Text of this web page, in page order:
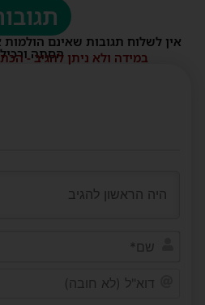
אין לשלוח תגובות שאינם הולמות
הסתה
במידה ולא ניתן להגיב -